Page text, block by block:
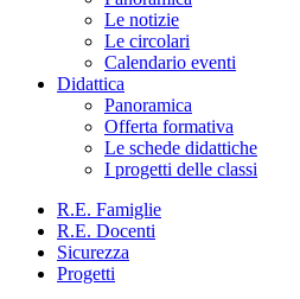
Le notizie
Le circolari
Calendario eventi
Didattica
Panoramica
Offerta formativa
Le schede didattiche
I progetti delle classi
R.E. Famiglie
R.E. Docenti
Sicurezza
Progetti